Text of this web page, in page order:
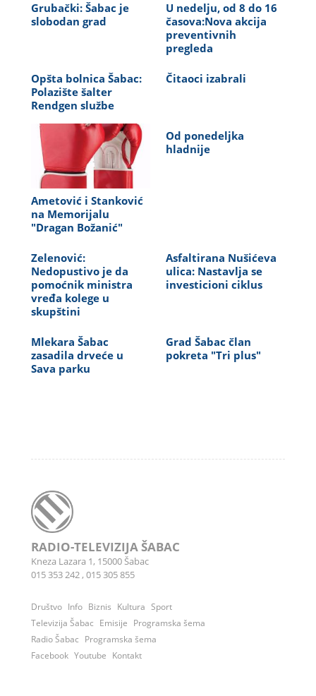
Grubački: Šabac je
slobodan grad
U nedelju, od 8 do 16
časova:Nova akcija
preventivnih
pregleda
Opšta bolnica Šabac:
Polazište šalter
Rendgen službe
Čitaoci izabrali
Ametović i Stanković
na Memorijalu
"Dragan Božanić"
Od ponedeljka
hladnije
Zelenović:
Nedopustivo je da
pomoćnik ministra
vređa kolege u
skupštini
Asfaltirana Nušićeva
ulica: Nastavlja se
investicioni ciklus
Mlekara Šabac
zasadila drveće u
Sava parku
Grad Šabac član
pokreta "Tri plus"
RADIO-TELEVIZIJA ŠABAC
Kneza Lazara 1, 15000 Šabac
015 353 242, 015 305 855
Društvo Info Biznis Kultura Sport
Televizija Šabac Emisije Programska šema
Radio Šabac Programska šema
Facebook Youtube Kontakt